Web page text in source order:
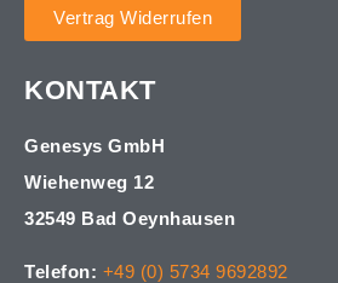
Vertrag Widerrufen
KONTAKT
Genesys GmbH
Wiehenweg 12
32549 Bad Oeynhausen
Telefon: +49 (0) 5734 9692892